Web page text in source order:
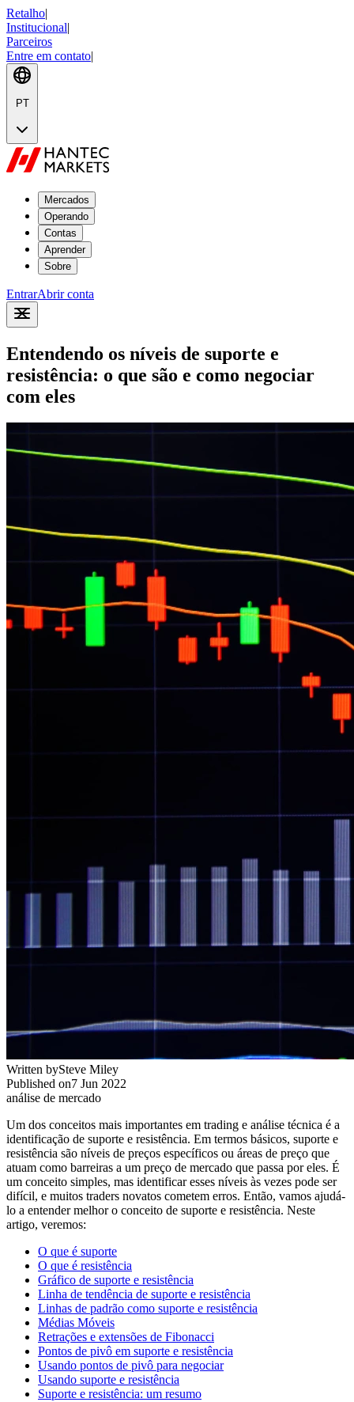
Retalho|
Institucional|
Parceiros
Entre em contato|
PT
Mercados
Operando
Contas
Aprender
Sobre
EntrarAbrir conta
Entendendo os níveis de suporte e
resistência: o que são e como negociar
com eles
Written bySteve Miley
Published on7 Jun 2022
análise de mercado
Um dos conceitos mais importantes em trading e análise técnica é a
identificação de suporte e resistência. Em termos básicos, suporte e
resistência são níveis de preços específicos ou áreas de preço que
atuam como barreiras a um preço de mercado que passa por eles. É
um conceito simples, mas identificar esses níveis às vezes pode ser
difícil, e muitos traders novatos cometem erros. Então, vamos ajudá-
lo a entender melhor o conceito de suporte e resistência. Neste
artigo, veremos:
O que é suporte
O que é resistência
Gráfico de suporte e resistência
Linha de tendência de suporte e resistência
Linhas de padrão como suporte e resistência
Médias Móveis
Retrações e extensões de Fibonacci
Pontos de pivô em suporte e resistência
Usando pontos de pivô para negociar
Usando suporte e resistência
Suporte e resistência: um resumo